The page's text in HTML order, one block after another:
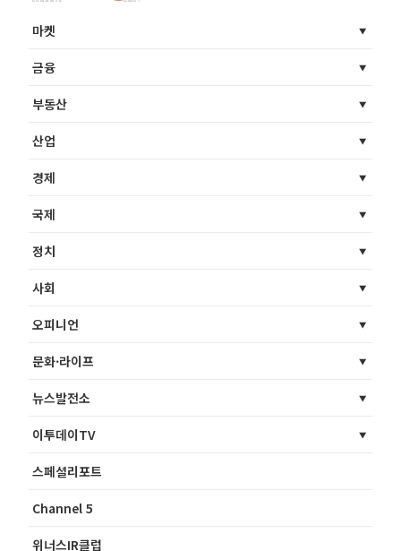
마켓
금융
부동산
산업
경제
국제
정치
사회
오피니언
문화·라이프
뉴스발전소
이투데이TV
스페셜리포트
Channel 5
위너스IR클럽